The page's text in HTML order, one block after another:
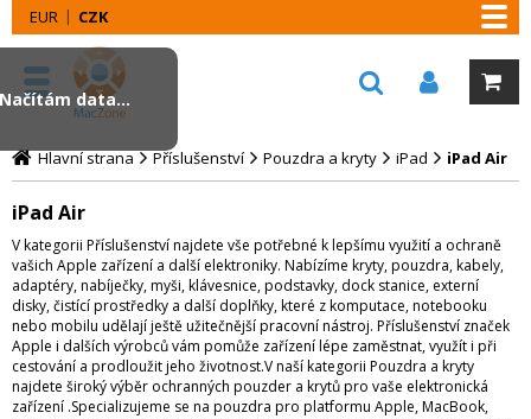
EUR CZK
Hlavní strana Příslušenství Pouzdra a kryty iPad iPad Air
iPad Air
V kategorii Příslušenství najdete vše potřebné k lepšímu využití a ochraně
vašich Apple zařízení a další elektroniky. Nabízíme kryty, pouzdra, kabely,
adaptéry, nabíječky, myši, klávesnice, podstavky, dock stanice, externí
disky, čistící prostředky a další doplňky, které z komputace, notebooku
nebo mobilu udělají ještě užitečnější pracovní nástroj. Příslušenství značek
Apple i dalších výrobců vám pomůže zařízení lépe zaměstnat, využít i při
cestování a prodloužit jeho životnost.V naší kategorii Pouzdra a kryty
najdete široký výběr ochranných pouzder a krytů pro vaše elektronická
zařízení .Specializujeme se na pouzdra pro platformu Apple, MacBook,
Načítám data...